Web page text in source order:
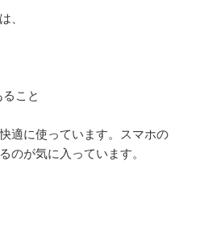
、
こと
適に使っています。スマホの
のが気に入っています。